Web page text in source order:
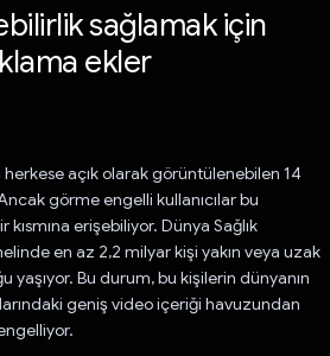
sağlamak için
ekler
açık olarak görüntülenebilen 14
görme engelli kullanıcılar bu
erişebiliyor. Dünya Sağlık
en az 2,2 milyar kişi yakın veya uzak
Bu durum, bu kişilerin dünyanın
geniş video içeriği havuzundan